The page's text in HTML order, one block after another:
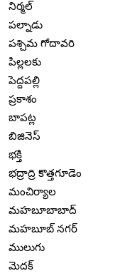
నిర్మల్
పల్నాడు
పశ్చిమ గోదావరి
పిల్లలకు
పెద్దపల్లి
ప్రకాశం
బాపట్ల
బిజినెస్
భక్తి
భద్రాద్రి కొత్తగూడెం
మంచిర్యాల
మహబూబాబాద్
మహబూబ్ నగర్
ములుగు
మెదక్